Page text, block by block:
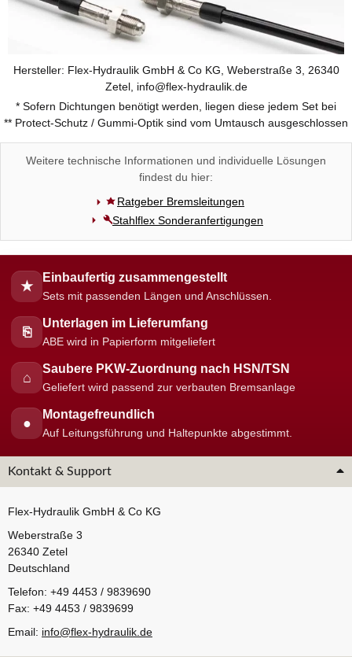
Hersteller: Flex-Hydraulik GmbH & Co KG, Weberstraße 3, 26340
Zetel, info@flex-hydraulik.de
* Sofern Dichtungen benötigt werden, liegen diese jedem Set bei
** Protect-Schutz / Gummi-Optik sind vom Umtausch ausgeschlossen
Weitere technische Informationen und individuelle Lösungen
findest du hier:
Ratgeber Bremsleitungen
Stahlflex Sonderanfertigungen
★
Einbaufertig zusammengestellt
Sets mit passenden Längen und Anschlüssen.
⎘
Unterlagen im Lieferumfang
ABE wird in Papierform mitgeliefert
⌂
Saubere PKW-Zuordnung nach HSN/TSN
Geliefert wird passend zur verbauten Bremsanlage
●
Montagefreundlich
Auf Leitungsführung und Haltepunkte abgestimmt.
Kontakt & Support
Flex-Hydraulik GmbH & Co KG
Weberstraße 3
26340 Zetel
Deutschland
Telefon: +49 4453 / 9839690
Fax: +49 4453 / 9839699
Email: info@flex-hydraulik.de